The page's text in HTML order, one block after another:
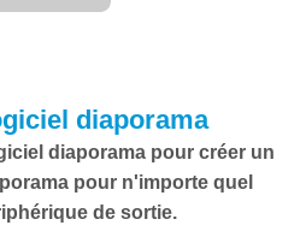
diaporama
diaporama pour créer un
pour n'importe quel
de sortie.